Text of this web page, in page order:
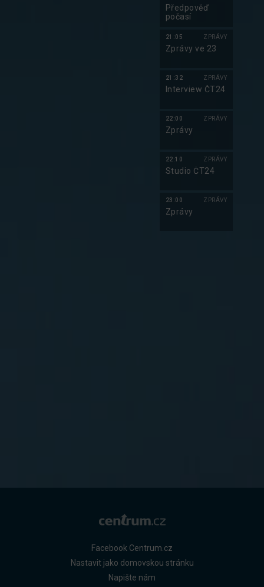
Předpověď
počasí
21:05 ZPRÁVY
Zprávy ve 23
21:32 ZPRÁVY
Interview ČT24
22:00 ZPRÁVY
Zprávy
22:10 ZPRÁVY
Studio ČT24
23:00 ZPRÁVY
Zprávy
Facebook Centrum.cz
Nastavit jako domovskou stránku
Napište nám